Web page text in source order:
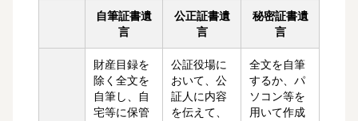
自筆証書遺
言
公正証書遺
言
秘密証書遺
言
財産目録を
除く全文を
自筆し、自
宅等に保管
公証役場に
おいて、公
証人に内容
を伝えて、
全文を自筆
するか、パ
ソコン等を
用いて作成